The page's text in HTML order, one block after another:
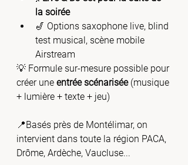
la soirée
🎷 Options saxophone live, blind
test musical, scène mobile
Airstream
💡 Formule sur-mesure possible pour
créer une entrée scénarisée (musique
+ lumière + texte + jeu)
📍Basés près de Montélimar, on
intervient dans toute la région PACA,
Drôme, Ardèche, Vaucluse...